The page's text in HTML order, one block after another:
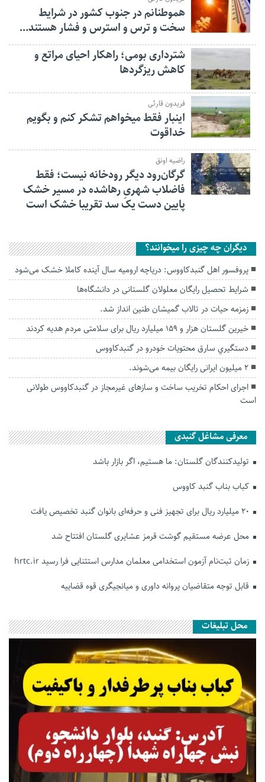
هموطنانم در جنوب کشور در شرایط
سخت و ترس و استرس و فشار هستند…
شترداری بومی؛ راهکار احیای مراتع و
کاهش ریزگردها
فریدون قارئی
اینبار فقط میخواهم تشکر کنم و بگویم
خداقوت
راضیه اونق
گرگان‌رود دیگر رودخانه نیست؛ فقط
فاضلاب شهریِ رهاشده در مسیر خشک
پایین دست یک سد تقریبا خشک است
دیگران چه چیزی را میخوانند؟
پروفسور اهل گنبدکاووس: دریاچه ارومیه سال آینده کاملا خشک می‌شود
شرایط تحصیل رایگان معلولان گلستانی در دانشگاه‌ها
زمزمه حیات در تالاب گمیشان طنین انداز شد.
خیرین گلستان هزار و ۱۵۹ میلیارد ریال برای سلامتی مردم هدیه کردند
دستگيري سارق محتويات خودرو در گنبدكاووس
۲ میلیون ایرانی رایگان بیمه می‌شوند.
اجرای احکام تخریب ساخت و سازهای غیرمجاز در گنبدکاووس طولانی
است
معرفی مشاغل گنبدی
تولیدکنندگان گلستان: ما هستیم، اگر بازار باشد
کباب بناب گنبد کاووس
محل عرضه مستقیم گوشت قرمز عشایری گلستان افتتاح شد
زمان ثبت‌نام آزمون استخدامی معلمان مدارس استثنایی فرا رسید hrtc.ir
قابل توجه متقاضیان پروانه داوری و میانجیگری قوه قضاییه
محل تبلیغات